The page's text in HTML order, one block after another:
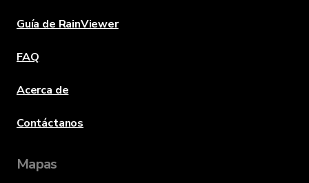
Guía de RainViewer
FAQ
Acerca de
Contáctanos
Mapas